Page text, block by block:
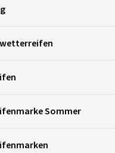
Sommer